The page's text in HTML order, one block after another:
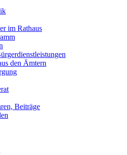
im Rathaus
den Ämtern
Beiträge